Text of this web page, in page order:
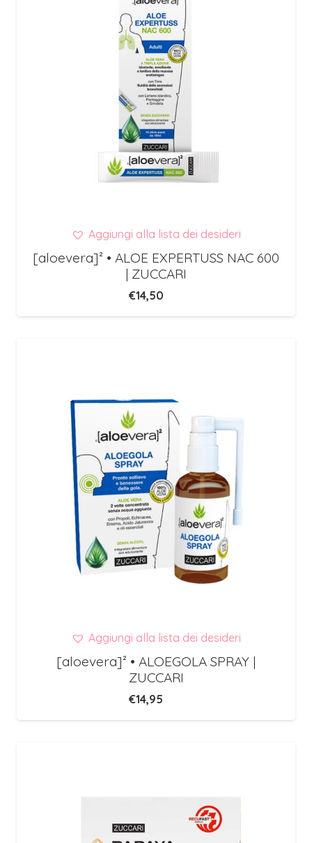
Aggiungi alla lista dei desideri
[aloevera]² • ALOE EXPERTUSS NAC 600
| ZUCCARI
€14,50
Aggiungi alla lista dei desideri
[aloevera]² • ALOEGOLA SPRAY |
ZUCCARI
€14,95